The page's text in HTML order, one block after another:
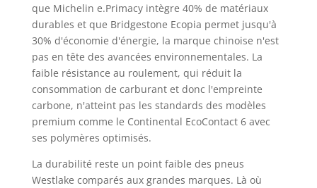
que Michelin e.Primacy intègre 40% de matériaux
durables et que Bridgestone Ecopia permet jusqu'à
30% d'économie d'énergie, la marque chinoise n'est
pas en tête des avancées environnementales. La
faible résistance au roulement, qui réduit la
consommation de carburant et donc l'empreinte
carbone, n'atteint pas les standards des modèles
premium comme le Continental EcoContact 6 avec
ses polymères optimisés.
La durabilité reste un point faible des pneus
Westlake comparés aux grandes marques. Là où